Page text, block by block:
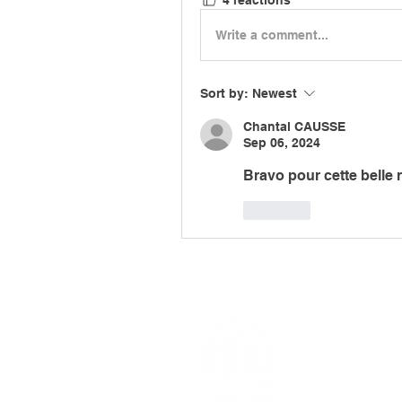
Write a comment...
Sort by: Newest
Chantal CAUSSE
Sep 06, 2024
Bravo pour cette belle